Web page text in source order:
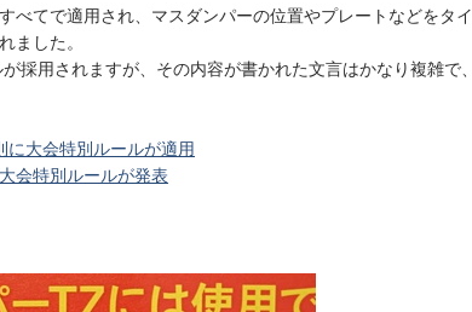
べてで適用され、マスダンパーの位置やプレートなどをタイ
ました。
採用されますが、その内容が書かれた文言はかなり複雑で、
大会特別ルールが適用
会特別ルールが発表